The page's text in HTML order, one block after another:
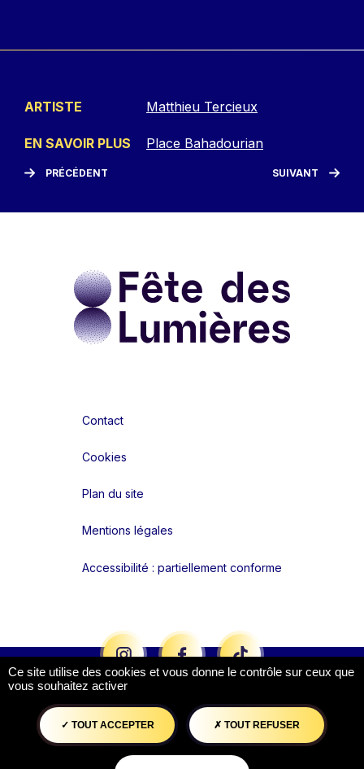
ARTISTE Matthieu Tercieux
EN SAVOIR PLUS Place Bahadourian
PRÉCÉDENT SUIVANT
Contact
Cookies
Plan du site
Mentions légales
Accessibilité : partiellement conforme
Ce site utilise des cookies et vous donne le contrôle sur ceux que
vous souhaitez activer
TOUT ACCEPTER TOUT REFUSER